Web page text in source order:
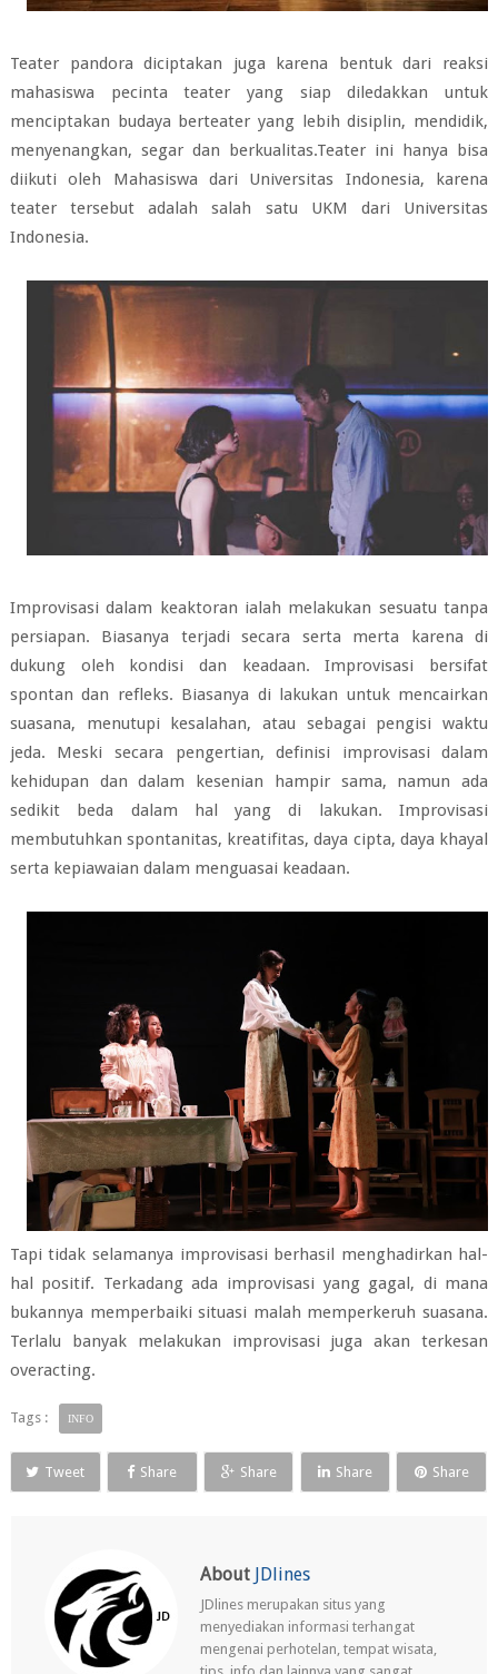
Teater pandora diciptakan juga karena bentuk dari reaksi
mahasiswa pecinta teater yang siap diledakkan untuk
menciptakan budaya berteater yang lebih disiplin, mendidik,
menyenangkan, segar dan berkualitas.Teater ini hanya bisa
diikuti oleh Mahasiswa dari Universitas Indonesia, karena
teater tersebut adalah salah satu UKM dari Universitas
Indonesia.
Improvisasi dalam keaktoran ialah melakukan sesuatu tanpa
persiapan. Biasanya terjadi secara serta merta karena di
dukung oleh kondisi dan keadaan. Improvisasi bersifat
spontan dan refleks. Biasanya di lakukan untuk mencairkan
suasana, menutupi kesalahan, atau sebagai pengisi waktu
jeda. Meski secara pengertian, definisi improvisasi dalam
kehidupan dan dalam kesenian hampir sama, namun ada
sedikit beda dalam hal yang di lakukan. Improvisasi
membutuhkan spontanitas, kreatifitas, daya cipta, daya khayal
serta kepiawaian dalam menguasai keadaan.
Tapi tidak selamanya improvisasi berhasil menghadirkan hal-
hal positif. Terkadang ada improvisasi yang gagal, di mana
bukannya memperbaiki situasi malah memperkeruh suasana.
Terlalu banyak melakukan improvisasi juga akan terkesan
overacting.
Tags : INFO
Tweet Share Share Share Share
About JDlines
JDlines merupakan situs yang
menyediakan informasi terhangat
mengenai perhotelan, tempat wisata,